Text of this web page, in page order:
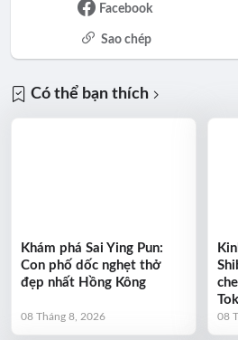
Facebook
Sao chép
Có thể bạn thích
Khám phá Sai Ying Pun:
Con phố dốc nghẹt thở
đẹp nhất Hồng Kông
08 Tháng 8, 2026 08